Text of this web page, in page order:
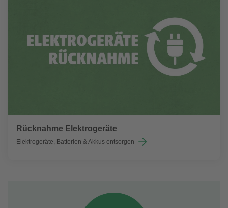
Rücknahme Elektrogeräte
Elektrogeräte, Batterien & Akkus entsorgen